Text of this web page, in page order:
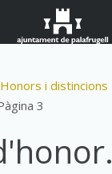
Honors i distincions
3